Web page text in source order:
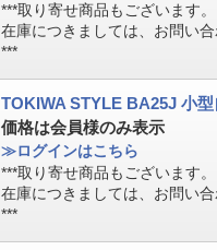
***取り寄せ商品もございます。
在庫につきましては、お問い
***
TOKIWA STYLE BA25J 小型
価格は会員様のみ表示
≫ログインはこちら
***取り寄せ商品もございます。
在庫につきましては、お問い
***